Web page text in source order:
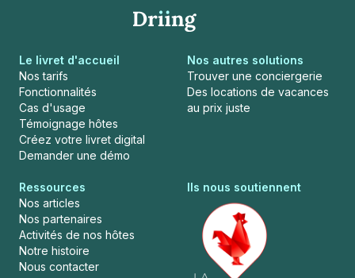
Le livret d'accueil
Nos tarifs
Fonctionnalités
Cas d'usage
Témoignage hôtes
Créez votre livret digital
Demander une démo
Nos autres solutions
Trouver une conciergerie
Des locations de vacances
au prix juste
Ressources
Nos articles
Nos partenaires
Activités de nos hôtes
Notre histoire
Nous contacter
Ils nous soutiennent